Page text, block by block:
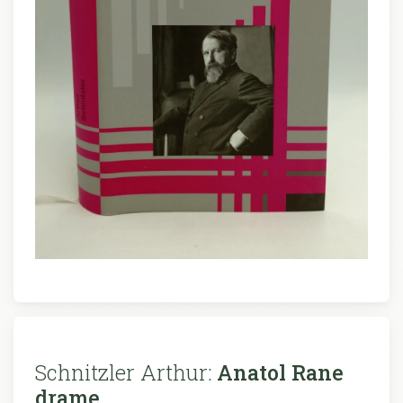
Schnitzler Arthur: Anatol Rane
drame